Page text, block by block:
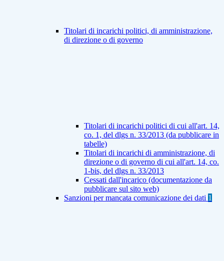
Titolari di incarichi politici, di amministrazione,
di direzione o di governo
Titolari di incarichi politici di cui all'art. 14,
co. 1, del dlgs n. 33/2013 (da pubblicare in
tabelle)
Titolari di incarichi di amministrazione, di
direzione o di governo di cui all'art. 14, co.
1-bis, del dlgs n. 33/2013
Cessati dall'incarico (documentazione da
pubblicare sul sito web)
Sanzioni per mancata comunicazione dei dati 1